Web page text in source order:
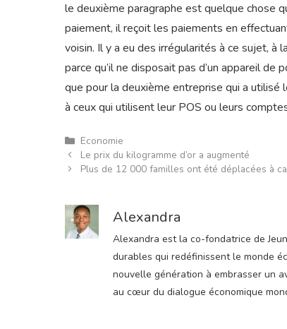
le deuxième paragraphe est quelque chose
paiement, il reçoit les paiements en
voisin. Il y a eu des irrégularités à ce sujet, à
parce qu’il ne disposait pas d’un appareil
que pour la deuxième entreprise qui a utilisé
à ceux qui utilisent leur POS ou leurs
Catégories
Economie
Le prix du kilogramme d’or a augmenté
Plus de 12 000 familles ont été déplacées à
Alexandra
Alexandra est la co-fondatrice de
durables qui redéfinissent le monde
nouvelle génération à embrasser un
au cœur du dialogue économique